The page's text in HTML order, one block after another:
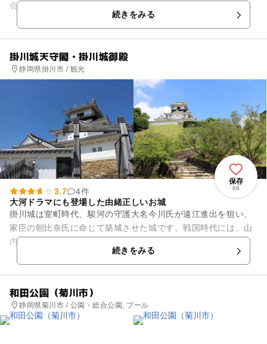
会議室、図書館、プールがある文化施設です。施設を借りるこ
続きをみる
掛川城天守閣・掛川城御殿
静岡県掛川市 / 観光
保存
68
3.7
4件
大河ドラマにも登場した由緒正しいお城
掛川城は室町時代、駿河の守護大名今川氏が遠江進出を狙い、
家臣の朝比奈氏に命じて築城させた城です。戦国時代には、山
内一豊が城主として10年間在城。大河ドラマの舞台としても有
続きをみる
和田公園（菊川市）
静岡県菊川市 / 公園・総合公園, プール